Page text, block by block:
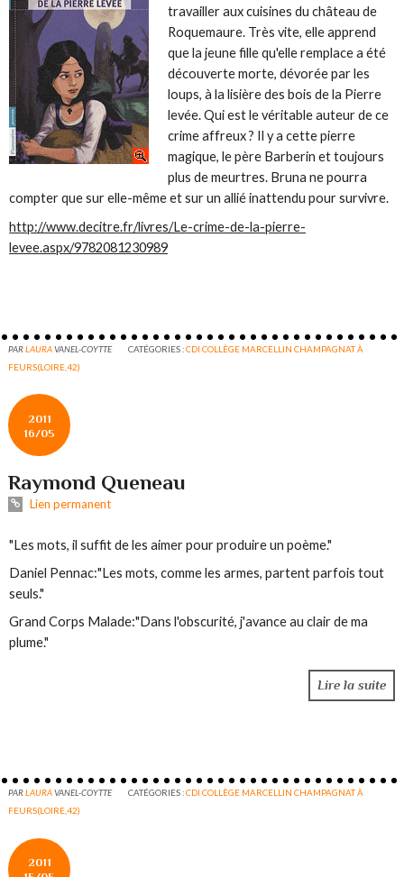
travailler aux cuisines du château de
Roquemaure. Très vite, elle apprend
que la jeune fille qu'elle remplace a été
découverte morte, dévorée par les
loups, à la lisière des bois de la Pierre
levée. Qui est le véritable auteur de ce
crime affreux ? Il y a cette pierre
magique, le père Barberin et toujours
plus de meurtres. Bruna ne pourra
compter que sur elle-même et sur un allié inattendu pour survivre.
http://www.decitre.fr/livres/Le-crime-de-la-pierre-
levee.aspx/9782081230989
PARLAURAVANEL-COYTTE CATÉGORIES :CDI COLLÈGE MARCELLIN CHAMPAGNAT À
FEURS(LOIRE,42)
2011
16/05
Raymond Queneau
Lien permanent
"Les mots, il suffit de les aimer pour produire un poème."
Daniel Pennac:"Les mots, comme les armes, partent parfois tout
seuls."
Grand Corps Malade:"Dans l'obscurité, j'avance au clair de ma
plume."
Lire la suite
PARLAURAVANEL-COYTTE CATÉGORIES :CDI COLLÈGE MARCELLIN CHAMPAGNAT À
FEURS(LOIRE,42)
2011